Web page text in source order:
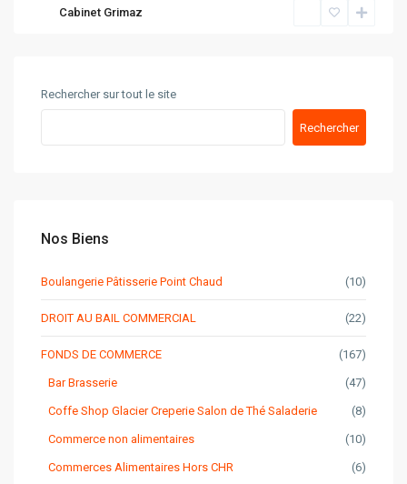
Cabinet Grimaz
Rechercher sur tout le site
Rechercher
Nos Biens
Boulangerie Pâtisserie Point Chaud (10)
DROIT AU BAIL COMMERCIAL (22)
FONDS DE COMMERCE (167)
Bar Brasserie (47)
Coffe Shop Glacier Creperie Salon de Thé Saladerie (8)
Commerce non alimentaires (10)
Commerces Alimentaires Hors CHR (6)